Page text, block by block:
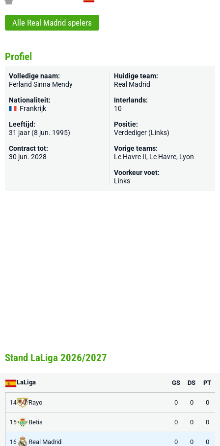
Alle Real Madrid spelers
Profiel
Volledige naam:
Ferland Sinna Mendy
Nationaliteit:
Frankrijk
Leeftijd:
31 jaar (8 jun. 1995)
Contract tot:
30 jun. 2028
Huidige team:
Real Madrid
Interlands:
10
Positie:
Verdediger (Links)
Vorige teams:
Le Havre II, Le Havre, Lyon
Voorkeur voet:
Links
Stand LaLiga 2026/2027
LaLiga GS DS PT
14 Rayo 0 0 0
15 Betis 0 0 0
16 Real Madrid 0 0 0